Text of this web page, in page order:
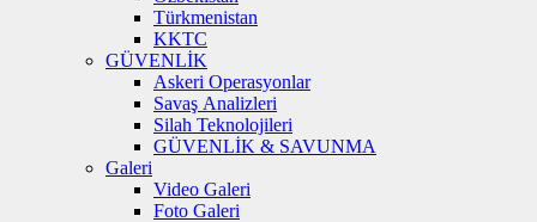
Türkmenistan
KKTC
GÜVENLİK
Askeri Operasyonlar
Savaş Analizleri
Silah Teknolojileri
GÜVENLİK & SAVUNMA
Galeri
Video Galeri
Foto Galeri